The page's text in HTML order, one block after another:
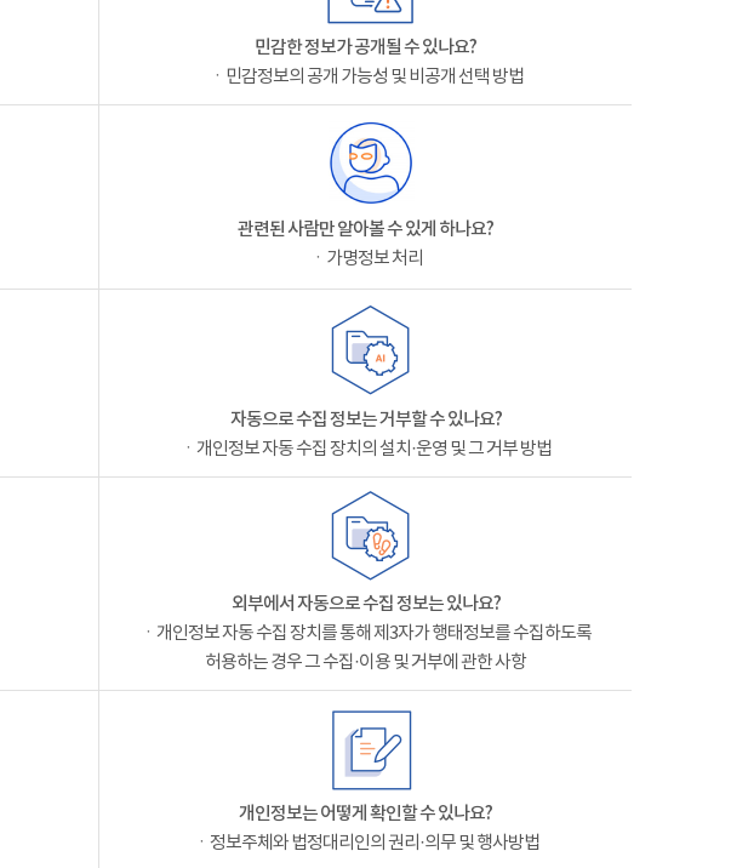
민감한 정보가 공개될 수 있나요?
ㆍ민감정보의 공개 가능성 및 비공개 선택 방법
관련된 사람만 알아볼 수 있게 하나요?
ㆍ가명정보 처리
자동으로 수집 정보는 거부할 수 있나요?
ㆍ개인정보 자동 수집 장치의 설치·운영 및 그 거부 방법
외부에서 자동으로 수집 정보는 있나요?
ㆍ개인정보 자동 수집 장치를 통해 제3자가 행태정보를 수집하도록
허용하는 경우 그 수집·이용 및 거부에 관한 사항
개인정보는 어떻게 확인할 수 있나요?
ㆍ정보주체와 법정대리인의 권리·의무 및 행사방법